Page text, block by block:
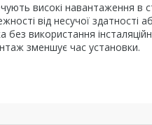
високі навантаження в
від несучої здатності
використання
зменшує час установки.